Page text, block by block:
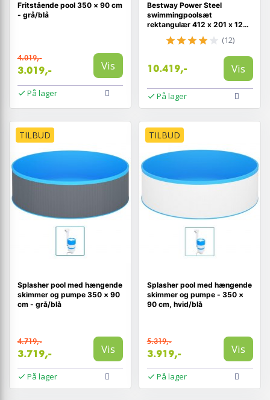
Fritstående pool 350 × 90 cm
- grå/blå
4.019,-
3.019,- Vis
På lager
Bestway Power Steel
swimmingpoolsæt
rektangulær 412 x 201 x 122
(12)
10.419,- Vis
På lager
TILBUD
Splasher pool med hængende
skimmer og pumpe 350 × 90
cm - grå/blå
4.719,-
3.719,- Vis
På lager
TILBUD
Splasher pool med hængende
skimmer og pumpe - 350 ×
90 cm, hvid/blå
5.319,-
3.919,- Vis
På lager